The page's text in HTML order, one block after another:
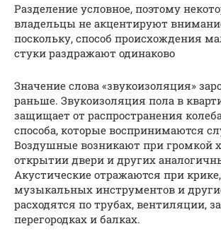
Разделение условное, поэтому
владельцы не акцентируют
поскольку, способ происхождения
стуки раздражают одинаково
Значение слова «звукоизоляция»
раньше. Звукоизоляция пола в
защищает от распространения
способа, которые воспринимаются
Воздушные возникают при громкой
открытии двери и других
Акустические отражаются при
музыкальных инструментов и
расходятся по трубах, вентиляции,
перегородках и балках.